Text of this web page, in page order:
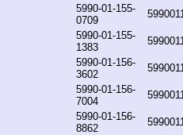
5990-01-155-
0709
5990-01-155-
1383
5990-01-156-
3602
5990-01-156-
7004
5990-01-156-
8862